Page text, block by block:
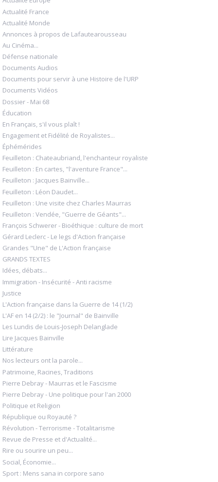
Actualité France
Actualité Monde
Annonces à propos de Lafautearousseau
Au Cinéma...
Défense nationale
Documents Audios
Documents pour servir à une Histoire de l'URP
Documents Vidéos
Dossier - Mai 68
Éducation
En Français, s'il vous plaît !
Engagement et Fidélité de Royalistes...
Éphémérides
Feuilleton : Chateaubriand, l'enchanteur royaliste
Feuilleton : En cartes, "l'aventure France"...
Feuilleton : Jacques Bainville...
Feuilleton : Léon Daudet...
Feuilleton : Une visite chez Charles Maurras
Feuilleton : Vendée, "Guerre de Géants"...
François Schwerer - Bioéthique : culture de mort
Gérard Leclerc - Le legs d'Action française
Grandes "Une" de L'Action française
GRANDS TEXTES
Idées, débats...
Immigration - Insécurité - Anti racisme
Justice
L'Action française dans la Guerre de 14 (1/2)
L'AF en 14 (2/2) : le "Journal" de Bainville
Les Lundis de Louis-Joseph Delanglade
Lire Jacques Bainville
Littérature
Nos lecteurs ont la parole...
Patrimoine, Racines, Traditions
Pierre Debray - Maurras et le Fascisme
Pierre Debray - Une politique pour l'an 2000
Politique et Religion
République ou Royauté ?
Révolution - Terrorisme - Totalitarisme
Revue de Presse et d'Actualité...
Rire ou sourire un peu...
Social, Économie...
Sport : Mens sana in corpore sano